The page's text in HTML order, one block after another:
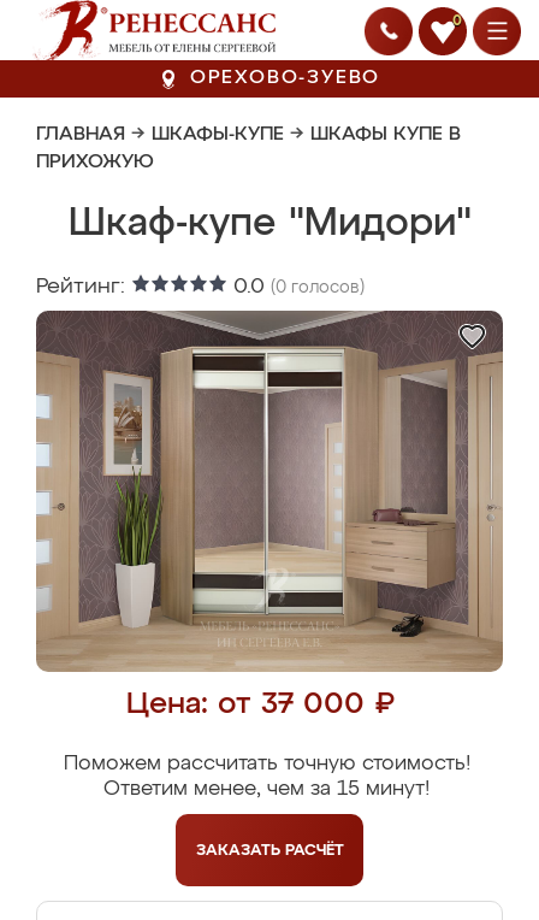
0
ОРЕХОВО-ЗУЕВО
ГЛАВНАЯ → ШКАФЫ-КУПЕ → ШКАФЫ КУПЕ В
ПРИХОЖУЮ
Шкаф-купе "Мидори"
Рейтинг: 0.0 (0 голосов)
Цена: от 37 000 ₽
Поможем рассчитать точную стоимость!
Ответим менее, чем за 15 минут!
ЗАКАЗАТЬ РАСЧЁТ